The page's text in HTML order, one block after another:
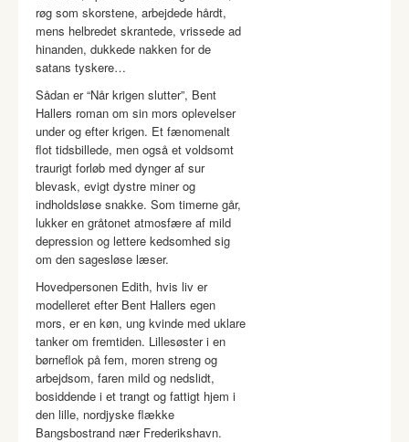
røg som skorstene, arbejdede hårdt,
mens helbredet skrantede, vrissede ad
hinanden, dukkede nakken for de
satans tyskere…
Sådan er “Når krigen slutter”, Bent
Hallers roman om sin mors oplevelser
under og efter krigen. Et fænomenalt
flot tidsbillede, men også et voldsomt
traurigt forløb med dynger af sur
blevask, evigt dystre miner og
indholdsløse snakke. Som timerne går,
lukker en gråtonet atmosfære af mild
depression og lettere kedsomhed sig
om den sagesløse læser.
Hovedpersonen Edith, hvis liv er
modelleret efter Bent Hallers egen
mors, er en køn, ung kvinde med uklare
tanker om fremtiden. Lillesøster i en
børneflok på fem, moren streng og
arbejdsom, faren mild og nedslidt,
bosiddende i et trangt og fattigt hjem i
den lille, nordjyske flække
Bangsbostrand nær Frederikshavn.